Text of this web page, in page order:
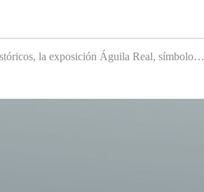
la exposición Águila Real, símbolo…